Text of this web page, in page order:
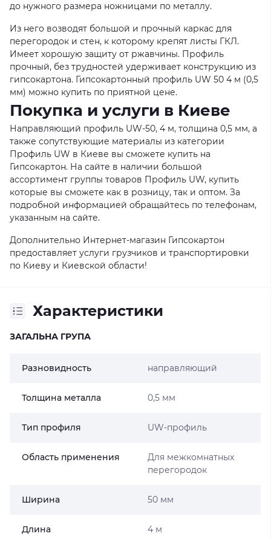
до нужного размера ножницами по металлу.
Из него возводят большой и прочный каркас для
перегородок и стен, к которому крепят листы ГКЛ.
Имеет хорошую защиту от ржавчины. Профиль
прочный, без трудностей удерживает конструкцию из
гипсокартона. Гипсокартонный профиль UW 50 4 м (0,5
мм) можно купить по приятной цене.
Покупка и услуги в Киеве
Направляющий профиль UW-50, 4 м, толщина 0,5 мм, а
также сопутствующие материалы из категории
Профиль UW в Киеве вы сможете купить на
Гипсокартон. На сайте в наличии большой
ассортимент группы товаров Профиль UW, купить
которые вы сможете как в розницу, так и оптом. За
подробной информацией обращайтесь по телефонам,
указанным на сайте.
Дополнительно Интернет-магазин Гипсокартон
предоставляет услуги грузчиков и транспортировки
по Киеву и Киевской области!
Характеристики
ЗАГАЛЬНА ГРУПА
Разновидность направляющий
Толщина металла 0,5 мм
Тип профиля UW-профиль
Область применения
Для межкомнатных
перегородок
Ширина 50 мм
Длина 4 м